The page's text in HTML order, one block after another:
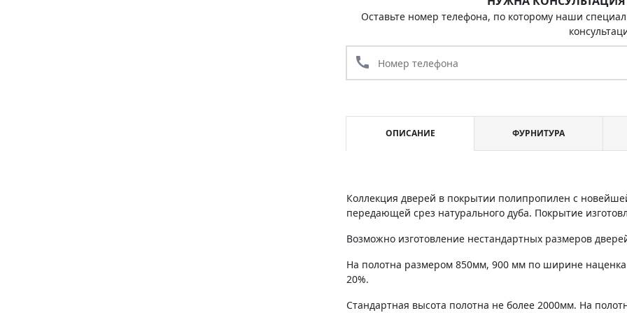
Оставьте номер телефона, по которому наши
call
ОПИСАНИЕ ФУРНИТУРА
Коллекция дверей в покрытии полипропилен с
передающей срез натурального дуба. Покрытие
Возможно изготовление нестандартных размеров
На полотна размером 850мм, 900 мм по ширине
20%.
Стандартная высота полотна не более 2000мм. На